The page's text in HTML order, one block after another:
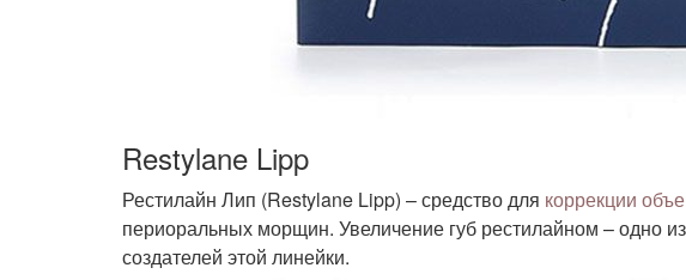
Restylane Lipp
Рестилайн Лип (Restylane Lipp) – средство для коррекции
периоральных морщин. Увеличение губ рестилайном – одно
создателей этой линейки.